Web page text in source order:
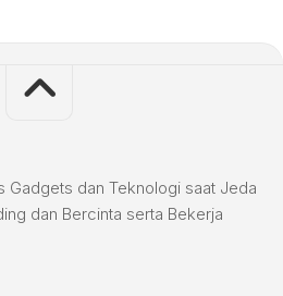
Gadgets dan Teknologi saat Jeda
dan Bercinta serta Bekerja